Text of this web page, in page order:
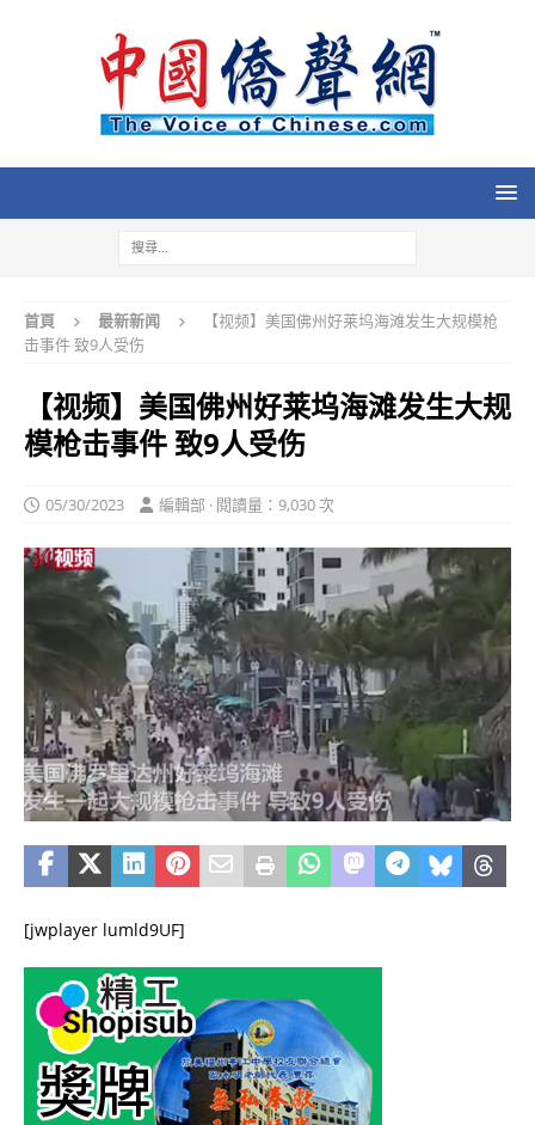
首頁 最新新闻
【视频】美国佛州好莱坞海滩发生大规模枪
击事件 致9人受伤
【视频】美国佛州好莱坞海滩发生大规
模枪击事件 致9人受伤
05/30/2023 編輯部 · 閱讀量：9,030 次
[jwplayer lumld9UF]